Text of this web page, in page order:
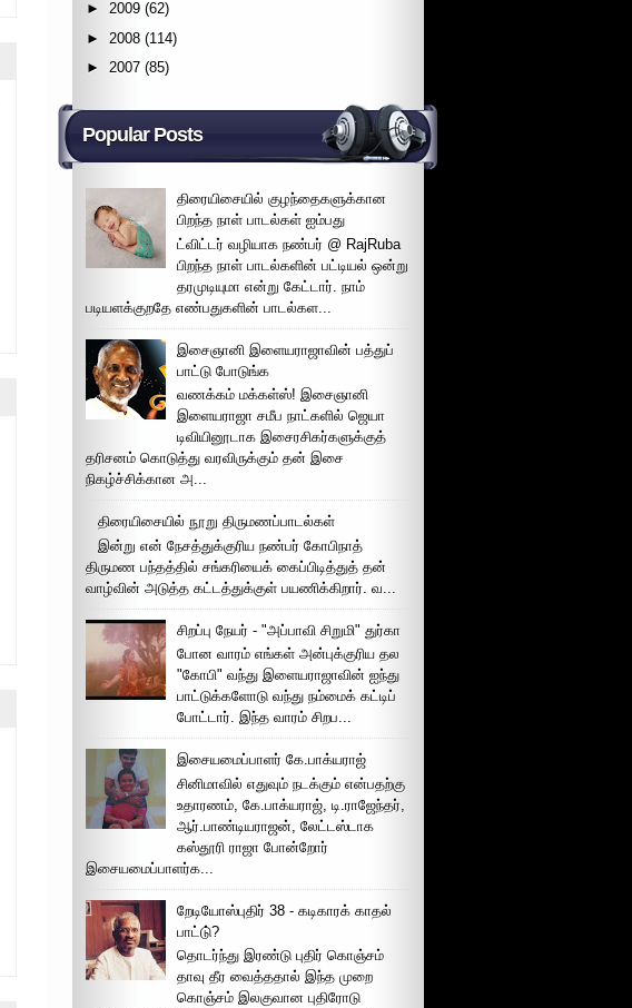
► 2009 (62)
► 2008 (114)
► 2007 (85)
Popular Posts
திரையிசையில் குழந்தைகளுக்கான
பிறந்த நாள் பாடல்கள் ஐம்பது
ட்விட்டர் வழியாக நண்பர் @ RajRuba
பிறந்த நாள் பாடல்களின் பட்டியல் ஒன்று
தரமுடியுமா என்று கேட்டார். நாம்
படியளக்குறதே எண்பதுகளின் பாடல்கள...
இசைஞானி இளையராஜாவின் பத்துப்
பாட்டு போடுங்க
வணக்கம் மக்கள்ஸ்! இசைஞானி
இளையராஜா சமீப நாட்களில் ஜெயா
டிவியினூடாக இசைரசிகர்களுக்குத்
தரிசனம் கொடுத்து வரவிருக்கும் தன் இசை
நிகழ்ச்சிக்கான அ...
திரையிசையில் நூறு திருமணப்பாடல்கள்
இன்று என் நேசத்துக்குரிய நண்பர் கோபிநாத்
திருமண பந்தத்தில் சங்கரியைக் கைப்பிடித்துத் தன்
வாழ்வின் அடுத்த கட்டத்துக்குள் பயணிக்கிறார். வ...
சிறப்பு நேயர் - "அப்பாவி சிறுமி" துர்கா
போன வாரம் எங்கள் அன்புக்குரிய தல
"கோபி" வந்து இளையராஜாவின் ஐந்து
பாட்டுக்களோடு வந்து நம்மைக் கட்டிப்
போட்டார். இந்த வாரம் சிறப...
இசையமைப்பாளர் கே.பாக்யராஜ்
சினிமாவில் எதுவும் நடக்கும் என்பதற்கு
உதாரணம், கே.பாக்யராஜ், டி.ராஜேந்தர்,
ஆர்.பாண்டியராஜன், லேட்டஸ்டாக
கஸ்தூரி ராஜா போன்றோர்
இசையமைப்பாளர்க...
றேடியோஸ்புதிர் 38 - கடிகாரக் காதல்
பாட்டு்?
தொடர்ந்து இரண்டு புதிர் கொஞ்சம்
தாவு தீர வைத்ததால் இந்த முறை
கொஞ்சம் இலகுவான புதிரோடு